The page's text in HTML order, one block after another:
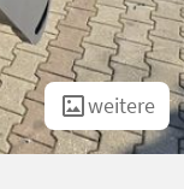
weitere